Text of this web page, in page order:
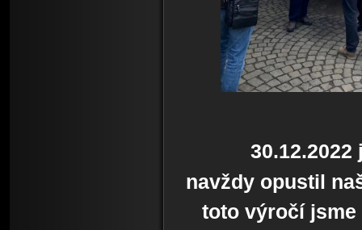
navždy opustil
toto výročí jsme